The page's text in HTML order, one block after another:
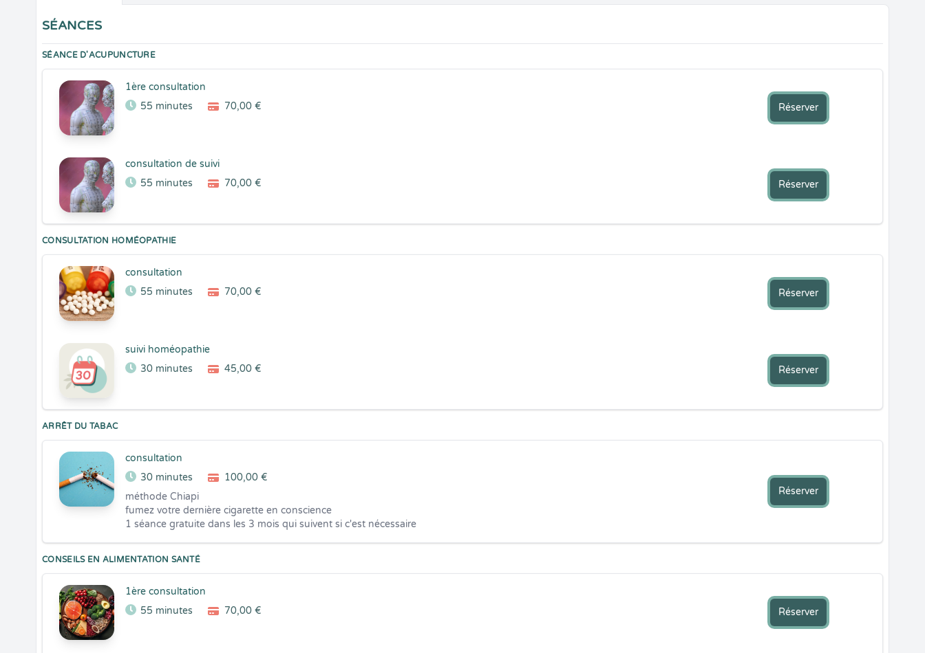
SÉANCES
SÉANCE D'ACUPUNCTURE
1ère consultation
55 minutes
70,00 € Réserver
consultation de suivi
55 minutes
70,00 € Réserver
CONSULTATION HOMÉOPATHIE
consultation
55 minutes
70,00 € Réserver
suivi homéopathie
30 minutes
45,00 € Réserver
ARRÊT DU TABAC
consultation
30 minutes
100,00 €
méthode Chiapi
fumez votre dernière cigarette en conscience
1 séance gratuite dans les 3 mois qui suivent si c'est nécessaire
Réserver
CONSEILS EN ALIMENTATION SANTÉ
1ère consultation
55 minutes
70,00 € Réserver